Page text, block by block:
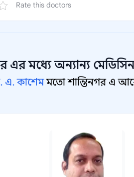
Rate this doctors
এর মধ্যে অন্যান্য
এ. কাশেমমতো শান্তিনগর এ